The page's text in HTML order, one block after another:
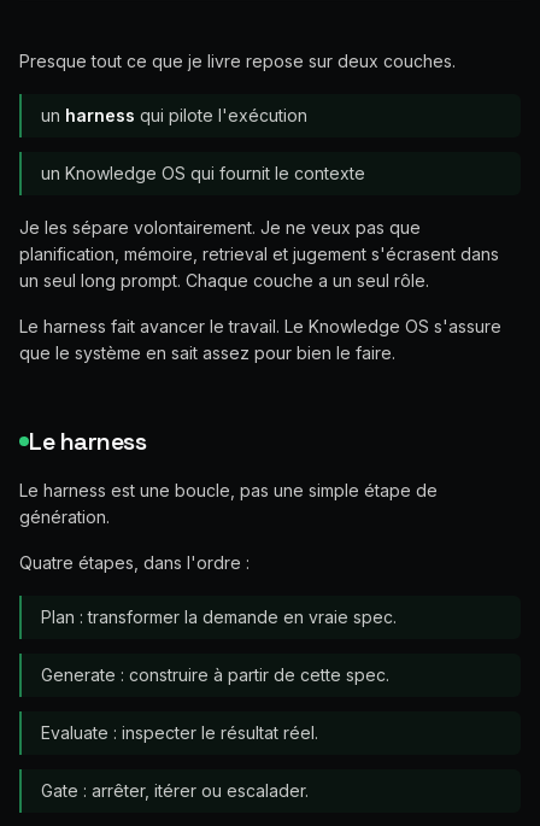
Presque tout ce que je livre repose sur deux couches.
un harness qui pilote l'exécution
un Knowledge OS qui fournit le contexte
Je les sépare volontairement. Je ne veux pas que
planification, mémoire, retrieval et jugement s'écrasent dans
un seul long prompt. Chaque couche a un seul rôle.
Le harness fait avancer le travail. Le Knowledge OS s'assure
que le système en sait assez pour bien le faire.
Le harness
Le harness est une boucle, pas une simple étape de
génération.
Quatre étapes, dans l'ordre :
Plan : transformer la demande en vraie spec.
Generate : construire à partir de cette spec.
Evaluate : inspecter le résultat réel.
Gate : arrêter, itérer ou escalader.